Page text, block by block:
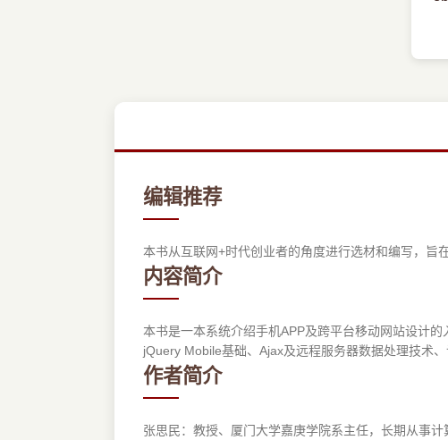
编辑推荐
本书从互联网+时代创业者的角度进行选材和编写，旨
内容简介
本书是一本系统介绍手机APP及跨平台移动网站设计
jQuery Mobile基础、Ajax及远程服务器数据处理技术
作者简介
张思民：教授、厦门大学嘉庚学院系主任，长期从事